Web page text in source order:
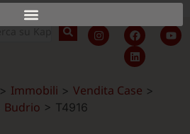
> Immobili > Vendita Case >
Budrio > T4916